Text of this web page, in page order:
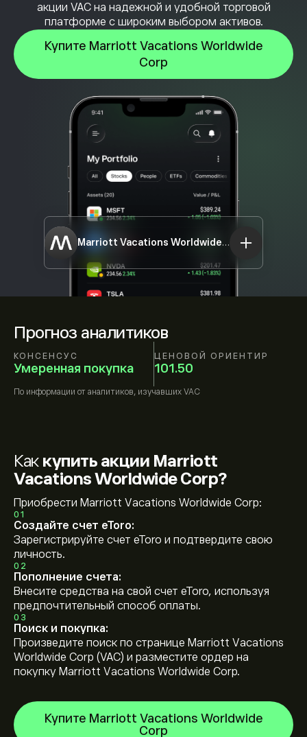
Прогноз аналитиков
КОНСЕНСУС
Умеренная покупка
ЦЕНОВОЙ ОРИЕНТИР
101.50
По информации от аналитиков, изучавших VAC
акции VAC на надежной и удобной торговой
платформе с широким выбором активов.
Купите Marriott Vacations Worldwide
Corp
Marriott Vacations Worldwide Corp VAC
Как купить акции Marriott
Vacations Worldwide Corp?
Приобрести Marriott Vacations Worldwide Corp:
01
Создайте счет eToro:
Зарегистрируйте счет eToro и подтвердите свою
личность.
02
Пополнение счета:
Внесите средства на свой счет eToro, используя
предпочтительный способ оплаты.
03
Поиск и покупка:
Произведите поиск по странице Marriott Vacations
Worldwide Corp (VAC) и разместите ордер на
покупку Marriott Vacations Worldwide Corp.
Купите Marriott Vacations Worldwide
Corp